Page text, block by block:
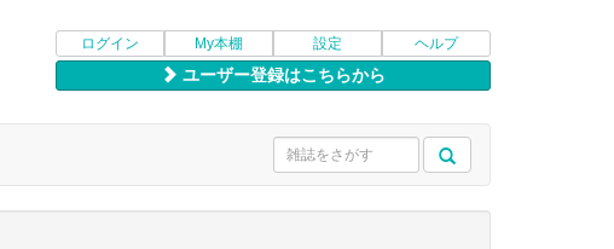
ログイン My本棚 設定 ヘルプ
ユーザー登録はこちらから